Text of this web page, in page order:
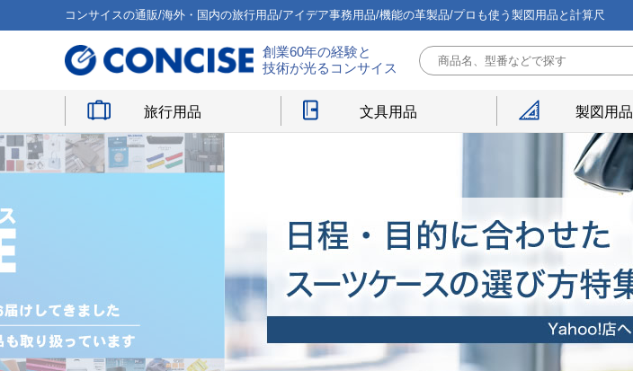
コンサイスの通販/海外・国内の旅行用品/アイデア事務用品/機能の革製品/プロも使う製図用品と計算尺
創業60年の経験と
技術が光るコンサイス
旅行用品 文具用品 製図用品